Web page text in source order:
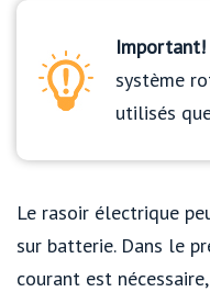
Important!
système
utilisés
Le rasoir électrique
sur batterie. Dans le
courant est